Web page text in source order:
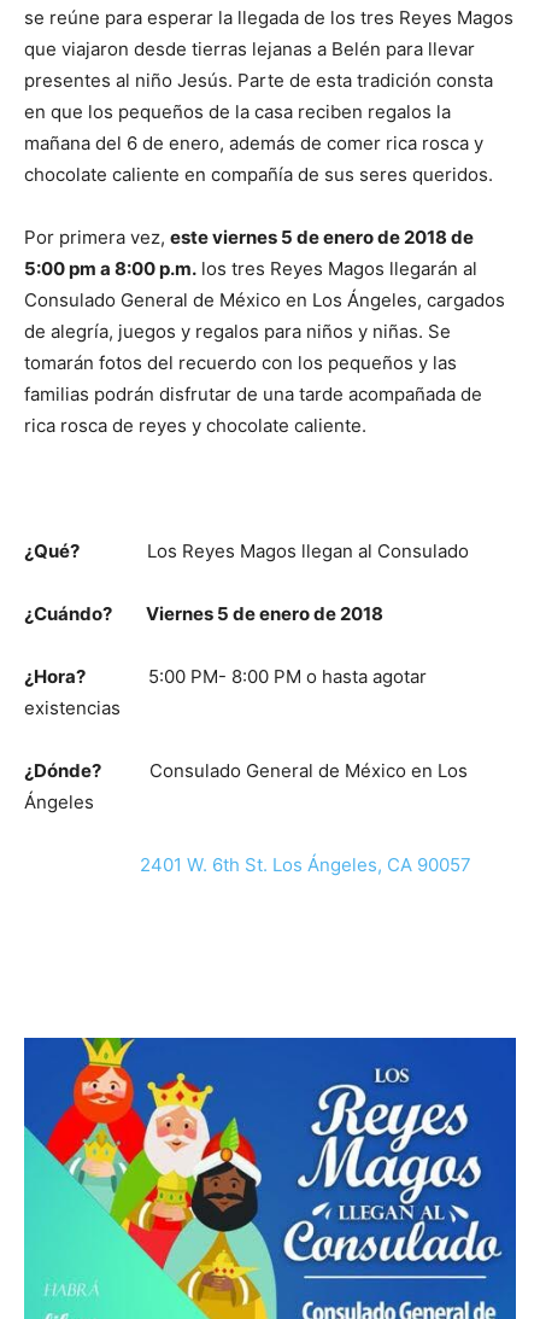
se reúne para esperar la llegada de los tres Reyes Magos
que viajaron desde tierras lejanas a Belén para llevar
presentes al niño Jesús. Parte de esta tradición consta
en que los pequeños de la casa reciben regalos la
mañana del 6 de enero, además de comer rica rosca y
chocolate caliente en compañía de sus seres queridos.
Por primera vez, este viernes 5 de enero de 2018 de
5:00 pm a 8:00 p.m. los tres Reyes Magos llegarán al
Consulado General de México en Los Ángeles, cargados
de alegría, juegos y regalos para niños y niñas. Se
tomarán fotos del recuerdo con los pequeños y las
familias podrán disfrutar de una tarde acompañada de
rica rosca de reyes y chocolate caliente.
¿Qué? Los Reyes Magos llegan al Consulado
¿Cuándo? Viernes 5 de enero de 2018
¿Hora? 5:00 PM- 8:00 PM o hasta agotar
existencias
¿Dónde? Consulado General de México en Los
Ángeles
2401 W. 6th St. Los Ángeles, CA 90057